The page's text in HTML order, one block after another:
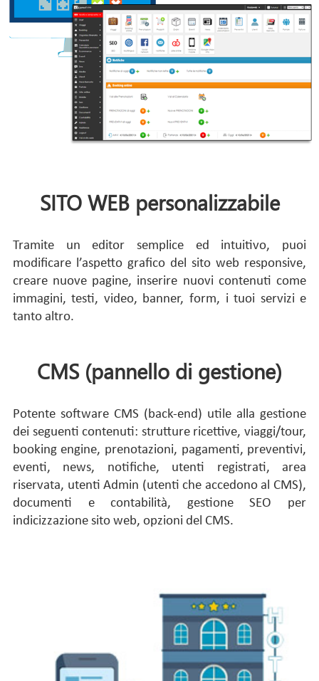
SITO WEB personalizzabile
Tramite un editor semplice ed intuitivo, puoi
modificare l’aspetto grafico del sito web responsive,
creare nuove pagine, inserire nuovi contenuti come
immagini, testi, video, banner, form, i tuoi servizi e
tanto altro.
CMS (pannello di gestione)
Potente software CMS (back-end) utile alla gestione
dei seguenti contenuti: strutture ricettive, viaggi/tour,
booking engine, prenotazioni, pagamenti, preventivi,
eventi, news, notifiche, utenti registrati, area
riservata, utenti Admin (utenti che accedono al CMS),
documenti e contabilità, gestione SEO per
indicizzazione sito web, opzioni del CMS.